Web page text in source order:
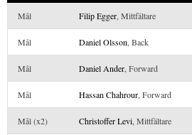
Mål Filip Egger , Mittfältare
Mål Daniel Olsson , Back
Mål Daniel Ander , Forward
Mål Hassan Chahrour , Forward
Mål (x2) Christoffer Levi , Mittfältare